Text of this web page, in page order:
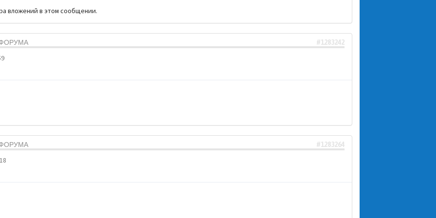
вложений в этом сообщении.
ФОРУМА #1283242
ФОРУМА #1283264